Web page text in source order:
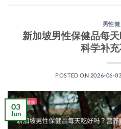
男性
新加坡男性保健品每
科学补
POSTED ON 2026-06-03
03
Jun